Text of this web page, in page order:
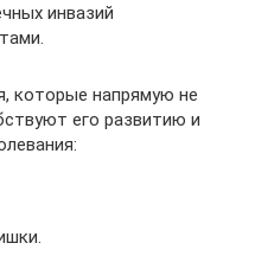
инвазий
которые напрямую не
его развитию и